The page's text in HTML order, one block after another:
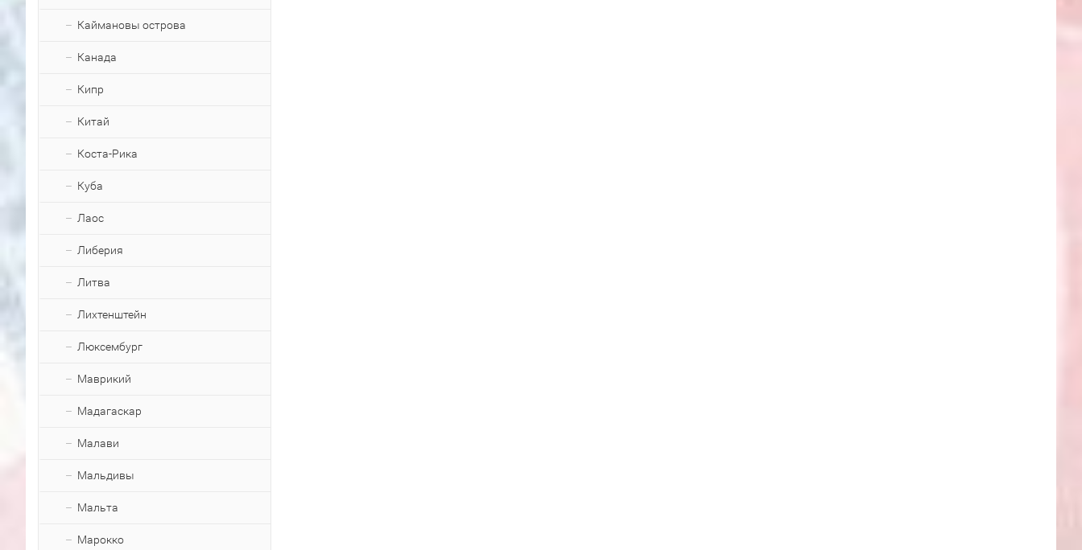
Каймановы острова
Канада
Кипр
Китай
Коста-Рика
Куба
Лаос
Либерия
Литва
Лихтенштейн
Люксембург
Маврикий
Мадагаскар
Малави
Мальдивы
Мальта
Марокко